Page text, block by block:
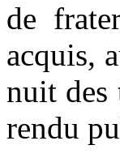
de
acquis,
nuit des
rendu